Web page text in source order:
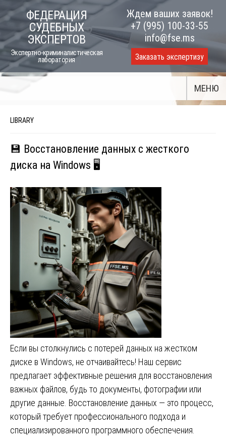
to
content
ФЕДЕРАЦИЯ
СУДЕБНЫХ
ЭКСПЕРТОВ
Экспертно-криминалистическая
лаборатория
Ждем ваших заявок!
+7 (995) 100-33-55
info@fse.ms
Заказать экспертизу
МЕНЮ
LIBRARY
💾 Восстановление данных с жесткого
диска на Windows 🖥️
Если вы столкнулись с потерей данных на жестком
диске в Windows, не отчаивайтесь! Наш сервис
предлагает эффективные решения для восстановления
важных файлов, будь то документы, фотографии или
другие данные. Восстановление данных — это процесс,
который требует профессионального подхода и
специализированного программного обеспечения.